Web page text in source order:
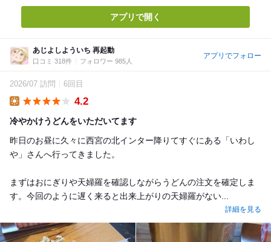
アプリで開く
あじよしよういち 再起動
口コミ 318件 フォロワー 985人
アプリでフォロー
2026/07 訪問 6回目
4.2
冷やかけうどんをいただいてます
昨日のお昼に久々に西宮の北インター降りてすぐにある「いわし
や」さんへ行ってきました。
まずはおにぎりや天婦羅を確認しながらうどんの注文を確定しま
す。今回のように遅く来ると出来上がりの天婦羅がない...
詳細を見る